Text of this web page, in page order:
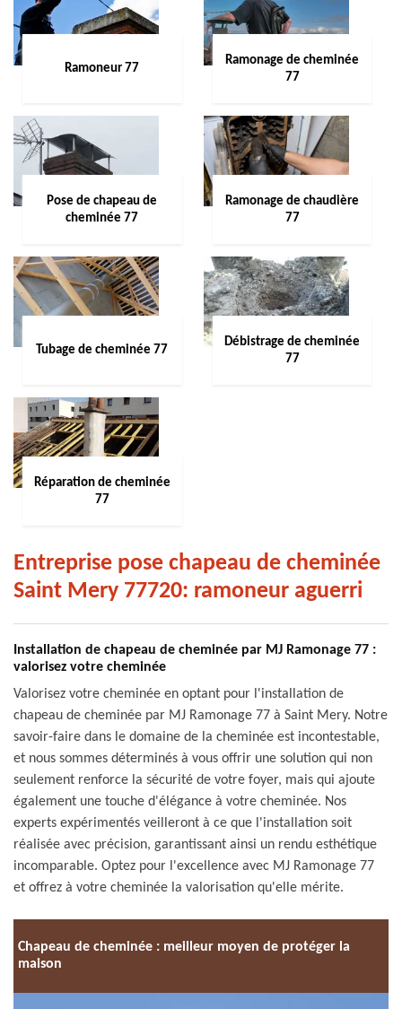
Ramoneur 77
Ramonage de cheminée
77
Pose de chapeau de
cheminée 77
Ramonage de chaudière
77
Tubage de cheminée 77
Débistrage de cheminée
77
Réparation de cheminée
77
Entreprise pose chapeau de cheminée
Saint Mery 77720: ramoneur aguerri
Installation de chapeau de cheminée par MJ Ramonage 77 :
valorisez votre cheminée
Valorisez votre cheminée en optant pour l'installation de
chapeau de cheminée par MJ Ramonage 77 à Saint Mery. Notre
savoir-faire dans le domaine de la cheminée est incontestable,
et nous sommes déterminés à vous offrir une solution qui non
seulement renforce la sécurité de votre foyer, mais qui ajoute
également une touche d'élégance à votre cheminée. Nos
experts expérimentés veilleront à ce que l'installation soit
réalisée avec précision, garantissant ainsi un rendu esthétique
incomparable. Optez pour l'excellence avec MJ Ramonage 77
et offrez à votre cheminée la valorisation qu'elle mérite.
Chapeau de cheminée : meilleur moyen de protéger la
maison